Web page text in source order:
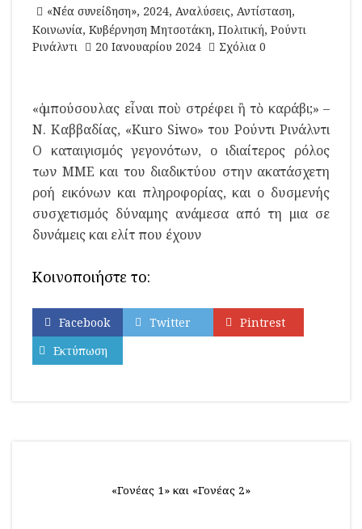
«Νέα συνείδηση», 2024, Αναλύσεις, Αντίσταση,
Κοινωνία, Κυβέρνηση Μητσοτάκη, Πολιτική, Ρούντι
Ρινάλντι
20 Ιανουαρίου 2024 Σχόλια 0
«ὁ μπούσουλας εἶναι ποὺ στρέφει ἢ τὸ καράβι;» –
Ν. Καββαδίας, «Kuro Siwo» του Ρούντι Ρινάλντι
Ο καταιγισμός γεγονότων, ο ιδιαίτερος ρόλος
των ΜΜΕ και του διαδικτύου στην ακατάσχετη
ροή εικόνων και πληροφορίας, και ο δυσμενής
συσχετισμός δύναμης ανάμεσα από τη μια σε
δυνάμεις και ελίτ που έχουν
Κοινοποιήστε το:
Facebook Twitter
Pintrest
Εκτύπωση
«Γονέας 1» και «Γονέας 2»